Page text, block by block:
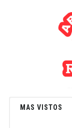
MAS VISTOS